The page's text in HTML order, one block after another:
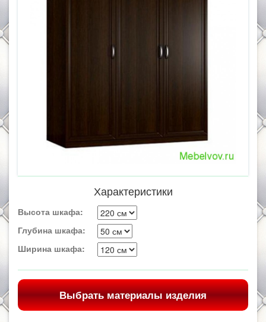
Характеристики
Высота шкафа:
Глубина шкафа:
Ширина шкафа:
Выбрать материалы изделия